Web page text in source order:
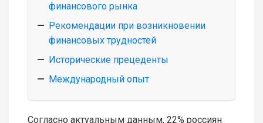
финансового рынка
Рекомендации при возникновении
финансовых трудностей
Исторические прецеденты
Международный опыт
Согласно актуальным данным, 22% россиян